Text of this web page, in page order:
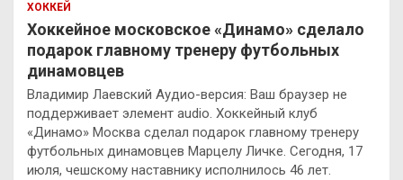
ХОККЕЙ
Хоккейное московское «Динамо» сделало
подарок главному тренеру футбольных
динамовцев
Владимир Лаевский Аудио-версия: Ваш браузер не
поддерживает элемент audio. Хоккейный клуб
«Динамо» Москва сделал подарок главному тренеру
футбольных динамовцев Марцелу Личке. Сегодня, 17
июля, чешскому наставнику исполнилось 46 лет.